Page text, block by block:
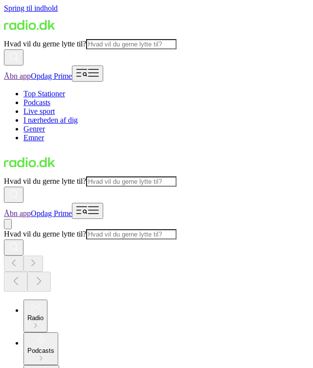
Spring til indhold
Hvad vil du gerne lytte til?
Åbn appOpdag Prime
Top Stationer
Podcasts
Live sport
I nærheden af dig
Genrer
Emner
Hvad vil du gerne lytte til?
Åbn appOpdag Prime
Hvad vil du gerne lytte til?
Radio
Podcasts